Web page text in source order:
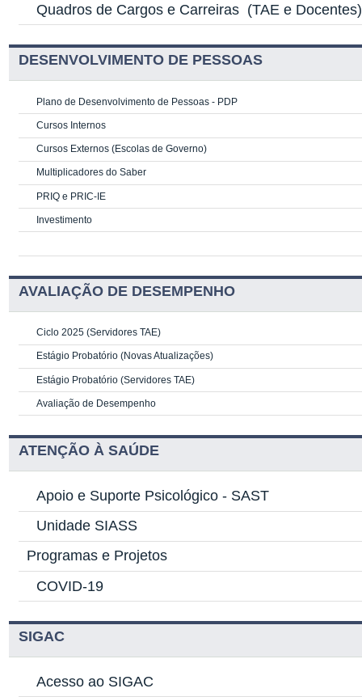
Quadros de Cargos e Carreiras (TAE e Docentes)
DESENVOLVIMENTO DE PESSOAS
Plano de Desenvolvimento de Pessoas - PDP
Cursos Internos
Cursos Externos (Escolas de Governo)
Multiplicadores do Saber
PRIQ e PRIC-IE
Investimento
AVALIAÇÃO DE DESEMPENHO
Ciclo 2025 (Servidores TAE)
Estágio Probatório (Novas Atualizações)
Estágio Probatório (Servidores TAE)
Avaliação de Desempenho
ATENÇÃO À SAÚDE
Apoio e Suporte Psicológico - SAST
Unidade SIASS
Programas e Projetos
COVID-19
SIGAC
Acesso ao SIGAC